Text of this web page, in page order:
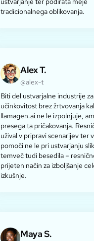
tradicionalnega oblikovanja.
Alex T.
@alex-t
Biti del ustvarjalne industrije
učinkovitost brez žrtvovanja
llamagen.ai ne le izpolnjuje,
presega ta pričakovanja.
užival v pripravi scenarijev ter
pomoči ne le pri ustvarjanju
temveč tudi besedila –
prijeten način za izboljšanje
izkušnje.
Maya S.